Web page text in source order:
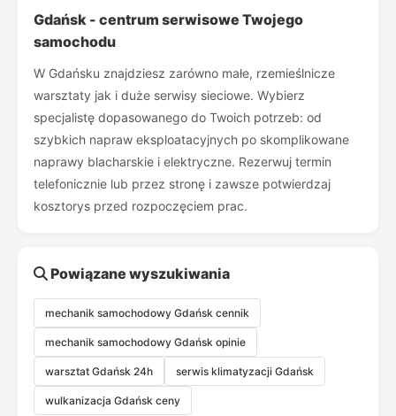
Gdańsk - centrum serwisowe Twojego
samochodu
W Gdańsku znajdziesz zarówno małe, rzemieślnicze
warsztaty jak i duże serwisy sieciowe. Wybierz
specjalistę dopasowanego do Twoich potrzeb: od
szybkich napraw eksploatacyjnych po skomplikowane
naprawy blacharskie i elektryczne. Rezerwuj termin
telefonicznie lub przez stronę i zawsze potwierdzaj
kosztorys przed rozpoczęciem prac.
Powiązane wyszukiwania
mechanik samochodowy Gdańsk cennik
mechanik samochodowy Gdańsk opinie
warsztat Gdańsk 24h serwis klimatyzacji Gdańsk
wulkanizacja Gdańsk ceny